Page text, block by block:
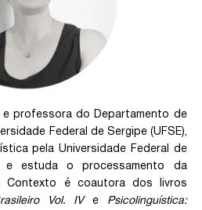
e professora do Departamento de
Federal de Sergipe (UFSE),
pela Universidade Federal de
e estuda o processamento da
Contexto é coautora dos livros
Vol. IVe
Psicolinguística: